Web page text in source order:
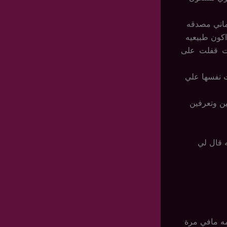
مصدقه
طبيعيه
قفلت على
نفسها علي
وتعرفين
قال لي
مافي مرة